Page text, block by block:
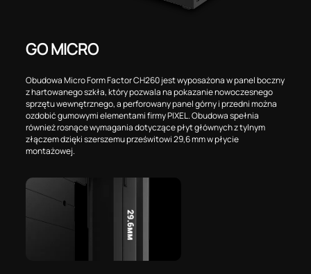
GO MICRO
Obudowa Micro Form Factor CH260 jest wyposażona w panel boczny
z hartowanego szkła, który pozwala na pokazanie nowoczesnego
sprzętu wewnętrznego, a perforowany panel górny i przedni można
ozdobić gumowymi elementami firmy PIXEL. Obudowa spełnia
również rosnące wymagania dotyczące płyt głównych z tylnym
złączem dzięki szerszemu prześwitowi 29,6 mm w płycie
montażowej.